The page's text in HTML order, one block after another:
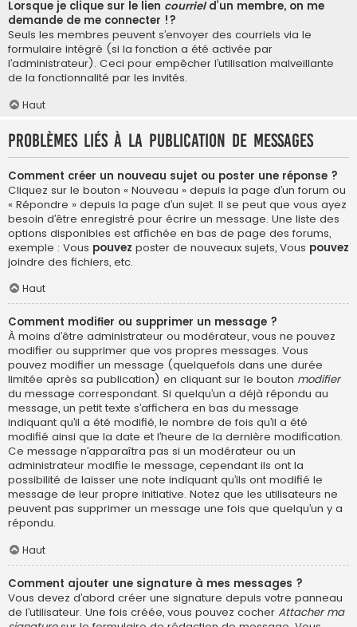
Lorsque je clique sur le lien courrield’un membre, on me
demande de me connecter !?
Seuls les membres peuvent s’envoyer des courriels via le
formulaire intégré (si la fonction a été activée par
l’administrateur). Ceci pour empêcher l’utilisation malveillante
de la fonctionnalité par les invités.
Haut
Problèmes liés à la publication de messages
Comment créer un nouveau sujet ou poster une réponse ?
Cliquez sur le bouton « Nouveau » depuis la page d’un forum ou
« Répondre » depuis la page d’un sujet. Il se peut que vous ayez
besoin d’être enregistré pour écrire un message. Une liste des
options disponibles est affichée en bas de page des forums,
exemple : Vous pouvez poster de nouveaux sujets, Vous pouvez
joindre des fichiers, etc.
Haut
Comment modifier ou supprimer un message ?
À moins d’être administrateur ou modérateur, vous ne pouvez
modifier ou supprimer que vos propres messages. Vous
pouvez modifier un message (quelquefois dans une durée
limitée après sa publication) en cliquant sur le bouton modifier
du message correspondant. Si quelqu’un a déjà répondu au
message, un petit texte s’affichera en bas du message
indiquant qu’il a été modifié, le nombre de fois qu’il a été
modifié ainsi que la date et l’heure de la dernière modification.
Ce message n’apparaîtra pas si un modérateur ou un
administrateur modifie le message, cependant ils ont la
possibilité de laisser une note indiquant qu’ils ont modifié le
message de leur propre initiative. Notez que les utilisateurs ne
peuvent pas supprimer un message une fois que quelqu’un y a
répondu.
Haut
Comment ajouter une signature à mes messages ?
Vous devez d’abord créer une signature depuis votre panneau
de l’utilisateur. Une fois créée, vous pouvez cocher Attacher ma